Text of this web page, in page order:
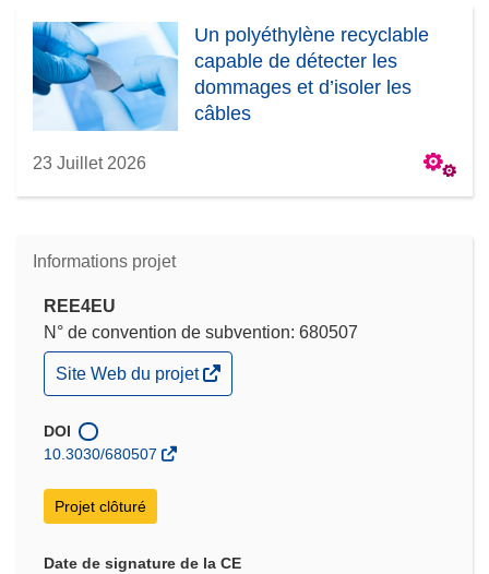
Un polyéthylène recyclable
capable de détecter les
dommages et d’isoler les
câbles
23 Juillet 2026
Informations projet
REE4EU
N° de convention de subvention: 680507
(s’ouvre
dans
nouvelle
fenêtre)
Site Web du projet
DOI
10.3030/680507
Projet clôturé
Date de signature de la CE